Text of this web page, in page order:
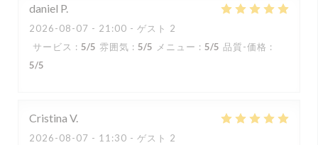
daniel P
2026-08-07 - 21:00 - ゲスト 2
サービス : 5/5 雰囲気 : 5/5 メニュー : 5/5 品質-価格 :
5/5
Cristina V
2026-08-07 - 11:30 - ゲスト 2